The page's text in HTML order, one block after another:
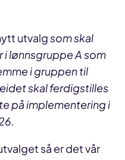
utvalgsom skal
i lønnsgruppe A som
i gruppen til
skal ferdigstilles
på implementering i
så er det vår